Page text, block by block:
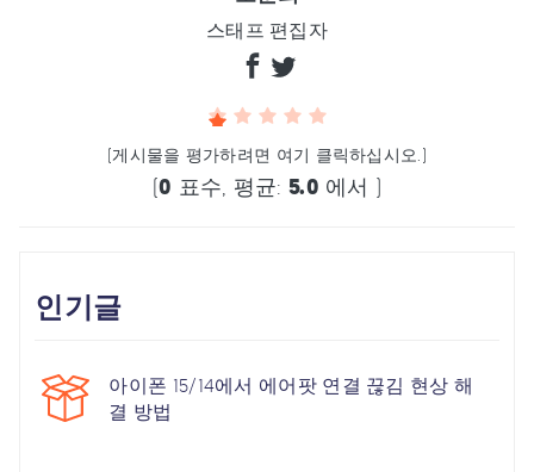
스태프 편집자
(게시물을 평가하려면 여기 클릭하십시오.)
(0 표수, 평균: 5.0 에서 )
인기글
아이폰 15/14에서 에어팟 연결 끊김 현상 해
결 방법